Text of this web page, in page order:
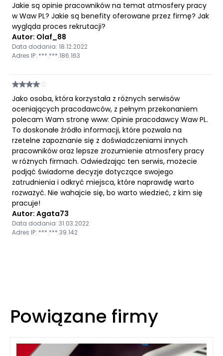
Jakie są opinie pracowników na temat atmosfery pracy
w Waw PL? Jakie są benefity oferowane przez firmę? Jak
wygląda proces rekrutacji?
Autor: Olaf_88
Data dodania: 18.12.2022
Adres IP: ***.***.186.163
Jako osoba, która korzystała z różnych serwisów
oceniających pracodawców, z pełnym przekonaniem
polecam Wam stronę www: Opinie pracodawcy Waw PL.
To doskonałe źródło informacji, które pozwala na
rzetelne zapoznanie się z doświadczeniami innych
pracowników oraz lepsze zrozumienie atmosfery pracy
w różnych firmach. Odwiedzając ten serwis, możecie
podjąć świadome decyzje dotyczące swojego
zatrudnienia i odkryć miejsca, które naprawdę warto
rozważyć. Nie wahajcie się, bo warto wiedzieć, z kim się
pracuje!
Autor: Agata73
Data dodania: 31.03.2022
Adres IP: ***.***.39.142
Powiązane firmy